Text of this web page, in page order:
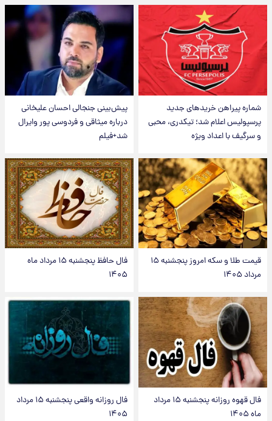
شماره پیراهن خریدهای جدید
پرسپولیس اعلام شد؛ تیکدری، محبی
و سرگیف با اعداد ویژه
پیش‌بینی جنجالی احسان علیخانی
درباره میثاقی و فردوسی پور وایرال
شد+فیلم
قیمت طلا و سکه امروز پنجشنبه ۱۵
مرداد ۱۴۰۵
فال حافظ پنجشنبه ۱۵ مرداد ماه
۱۴۰۵
فال قهوه روزانه پنجشنبه ۱۵ مرداد
ماه ۱۴۰۵
فال روزانه واقعی پنجشنبه ۱۵ مرداد
۱۴۰۵